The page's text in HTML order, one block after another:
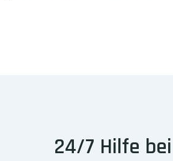
24/7 Hilfe